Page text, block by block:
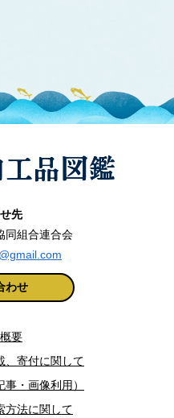
先
同組合連合会
わせ
要
、寄付に関して
・画像利用）
方法に関して